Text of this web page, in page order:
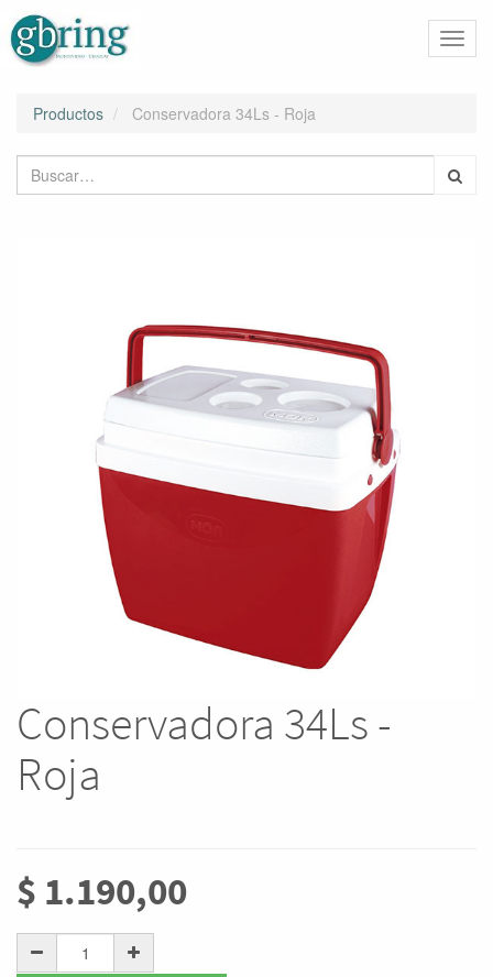
Productos Conservadora 34Ls - Roja
Conservadora 34Ls -
Roja
$ 1.190,00